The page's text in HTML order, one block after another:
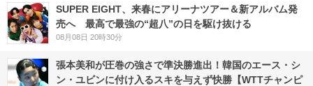
SUPER EIGHT、来春にアリーナツアー＆新アルバム発
売へ 最高で最強の“超八”の日を駆け抜ける
08月08日 20時30分
張本美和が圧巻の強さで準決勝進出！韓国のエース・シ
ン・ユビンに付け入るスキを与えず快勝【WTTチャンピ